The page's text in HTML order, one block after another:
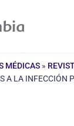
MÉDICAS »
A LA INFECCIÓN